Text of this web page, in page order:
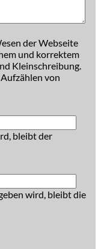
der Webseite
und korrektem
Kleinschreibung.
von
bleibt der
wird, bleibt die